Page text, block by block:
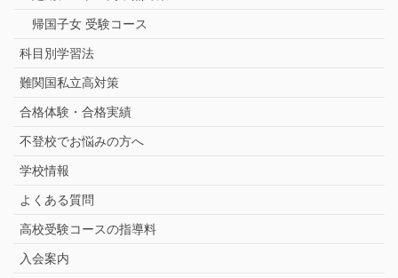
帰国子女 受験コース
科目別学習法
難関国私立高対策
合格体験・合格実績
不登校でお悩みの方へ
学校情報
よくある質問
高校受験コースの指導料
入会案内